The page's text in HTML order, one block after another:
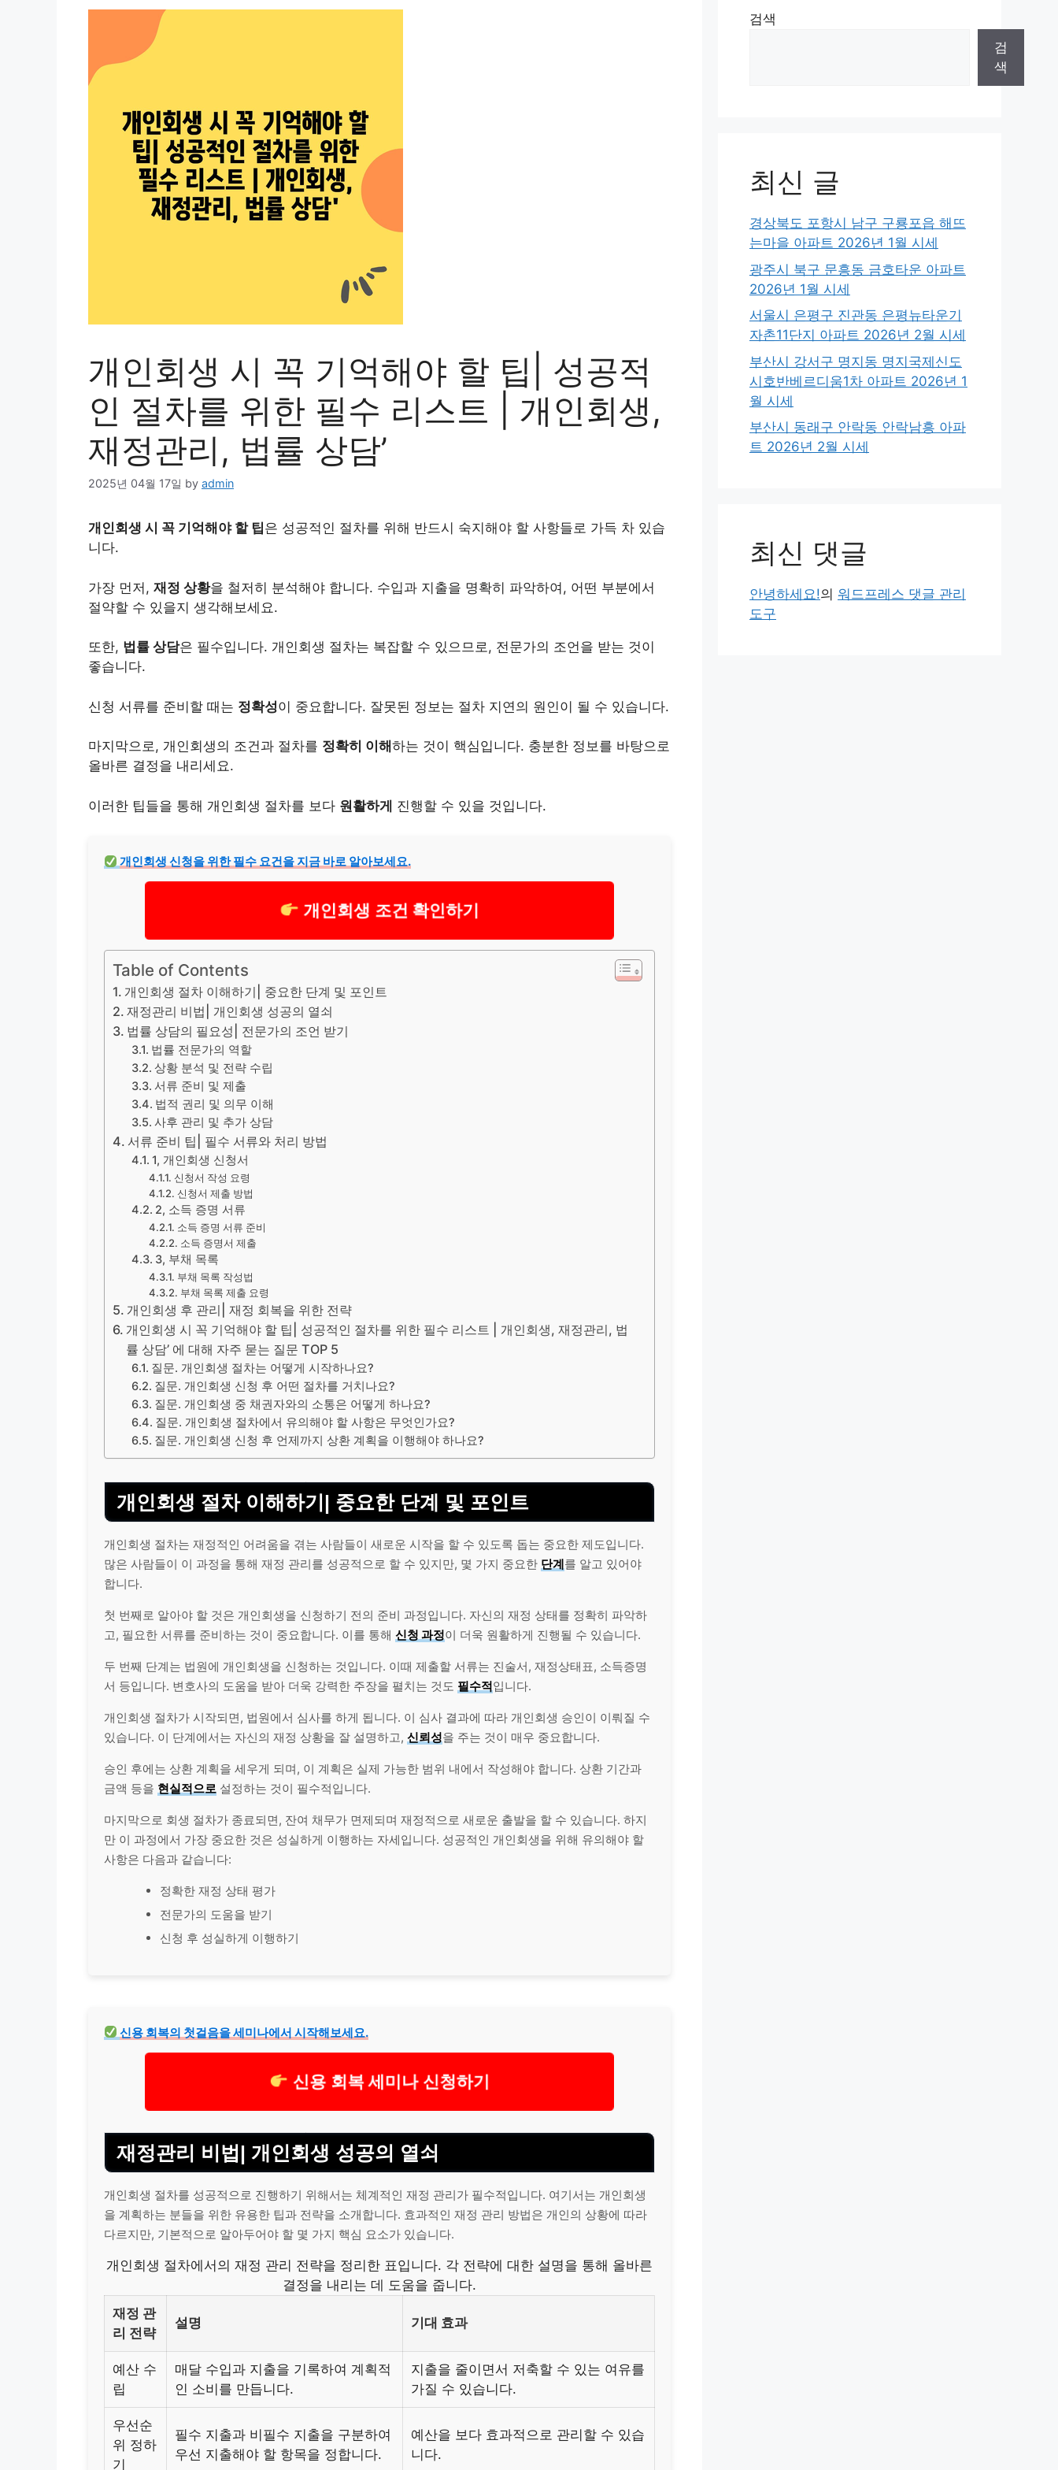
개인회생 시 꼭 기억해야 할 팁| 성공적
인 절차를 위한 필수 리스트 | 개인회생,
재정관리, 법률 상담’
2025년 04월 17일 by admin
개인회생 시 꼭 기억해야 할 팁은 성공적인 절차를 위해 반드시 숙지해야 할 사항들로 가득 차 있습
니다.
가장 먼저, 재정 상황을 철저히 분석해야 합니다. 수입과 지출을 명확히 파악하여, 어떤 부분에서
절약할 수 있을지 생각해보세요.
또한, 법률 상담은 필수입니다. 개인회생 절차는 복잡할 수 있으므로, 전문가의 조언을 받는 것이
좋습니다.
신청 서류를 준비할 때는 정확성이 중요합니다. 잘못된 정보는 절차 지연의 원인이 될 수 있습니다.
마지막으로, 개인회생의 조건과 절차를 정확히 이해하는 것이 핵심입니다. 충분한 정보를 바탕으로
올바른 결정을 내리세요.
이러한 팁들을 통해 개인회생 절차를 보다 원활하게 진행할 수 있을 것입니다.
개인회생 신청을 위한 필수 요건을 지금 바로 알아보세요.
개인회생 조건 확인하기
Table of Contents
개인회생 절차 이해하기| 중요한 단계 및 포인트
재정관리 비법| 개인회생 성공의 열쇠
법률 상담의 필요성| 전문가의 조언 받기
법률 전문가의 역할
상황 분석 및 전략 수립
서류 준비 및 제출
법적 권리 및 의무 이해
사후 관리 및 추가 상담
서류 준비 팁| 필수 서류와 처리 방법
1, 개인회생 신청서
신청서 작성 요령
신청서 제출 방법
2, 소득 증명 서류
소득 증명 서류 준비
소득 증명서 제출
3, 부채 목록
부채 목록 작성법
부채 목록 제출 요령
개인회생 후 관리| 재정 회복을 위한 전략
개인회생 시 꼭 기억해야 할 팁| 성공적인 절차를 위한 필수 리스트 | 개인회생, 재정관리, 법
률 상담’ 에 대해 자주 묻는 질문 TOP 5
질문. 개인회생 절차는 어떻게 시작하나요?
질문. 개인회생 신청 후 어떤 절차를 거치나요?
질문. 개인회생 중 채권자와의 소통은 어떻게 하나요?
질문. 개인회생 절차에서 유의해야 할 사항은 무엇인가요?
질문. 개인회생 신청 후 언제까지 상환 계획을 이행해야 하나요?
개인회생 절차 이해하기| 중요한 단계 및 포인트
개인회생 절차는 재정적인 어려움을 겪는 사람들이 새로운 시작을 할 수 있도록 돕는 중요한 제도입니다.
많은 사람들이 이 과정을 통해 재정 관리를 성공적으로 할 수 있지만, 몇 가지 중요한 단계를 알고 있어야
합니다.
첫 번째로 알아야 할 것은 개인회생을 신청하기 전의 준비 과정입니다. 자신의 재정 상태를 정확히 파악하
고, 필요한 서류를 준비하는 것이 중요합니다. 이를 통해 신청 과정이 더욱 원활하게 진행될 수 있습니다.
두 번째 단계는 법원에 개인회생을 신청하는 것입니다. 이때 제출할 서류는 진술서, 재정상태표, 소득증명
서 등입니다. 변호사의 도움을 받아 더욱 강력한 주장을 펼치는 것도 필수적입니다.
개인회생 절차가 시작되면, 법원에서 심사를 하게 됩니다. 이 심사 결과에 따라 개인회생 승인이 이뤄질 수
있습니다. 이 단계에서는 자신의 재정 상황을 잘 설명하고, 신뢰성을 주는 것이 매우 중요합니다.
승인 후에는 상환 계획을 세우게 되며, 이 계획은 실제 가능한 범위 내에서 작성해야 합니다. 상환 기간과
금액 등을 현실적으로 설정하는 것이 필수적입니다.
마지막으로 회생 절차가 종료되면, 잔여 채무가 면제되며 재정적으로 새로운 출발을 할 수 있습니다. 하지
만 이 과정에서 가장 중요한 것은 성실하게 이행하는 자세입니다. 성공적인 개인회생을 위해 유의해야 할
사항은 다음과 같습니다:
정확한 재정 상태 평가
전문가의 도움을 받기
신청 후 성실하게 이행하기
신용 회복의 첫걸음을 세미나에서 시작해보세요.
신용 회복 세미나 신청하기
재정관리 비법| 개인회생 성공의 열쇠
개인회생 절차를 성공적으로 진행하기 위해서는 체계적인 재정 관리가 필수적입니다. 여기서는 개인회생
을 계획하는 분들을 위한 유용한 팁과 전략을 소개합니다. 효과적인 재정 관리 방법은 개인의 상황에 따라
다르지만, 기본적으로 알아두어야 할 몇 가지 핵심 요소가 있습니다.
개인회생 절차에서의 재정 관리 전략을 정리한 표입니다. 각 전략에 대한 설명을 통해 올바른
결정을 내리는 데 도움을 줍니다.
재정 관
리 전략
설명 기대 효과
예산 수
립
매달 수입과 지출을 기록하여 계획적
인 소비를 만듭니다.
지출을 줄이면서 저축할 수 있는 여유를
가질 수 있습니다.
우선순
위 정하
기
필수 지출과 비필수 지출을 구분하여
우선 지출해야 할 항목을 정합니다.
예산을 보다 효과적으로 관리할 수 있습
니다.
검색
검
색
최신 글
경상북도 포항시 남구 구룡포읍 해뜨
는마을 아파트 2026년 1월 시세
광주시 북구 문흥동 금호타운 아파트
2026년 1월 시세
서울시 은평구 진관동 은평뉴타운기
자촌11단지 아파트 2026년 2월 시세
부산시 강서구 명지동 명지국제신도
시호반베르디움1차 아파트 2026년 1
월 시세
부산시 동래구 안락동 안락남흥 아파
트 2026년 2월 시세
최신 댓글
안녕하세요!의 워드프레스 댓글 관리
도구